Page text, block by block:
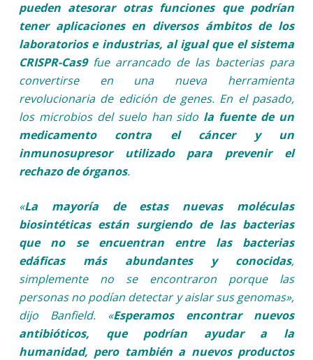
pueden atesorar otras funciones que podrían
tener aplicaciones en diversos ámbitos de los
laboratorios e industrias, al igual que el sistema
CRISPR-Cas9 fue arrancado de las bacterias para
convertirse en una nueva herramienta
revolucionaria de edición de genes. En el pasado,
los microbios del suelo han sido la fuente de un
medicamento contra el cáncer y un
inmunosupresor utilizado para prevenir el
rechazo de órganos.
«La mayoría de estas nuevas moléculas
biosintéticas están surgiendo de las bacterias
que no se encuentran entre las bacterias
edáficas más abundantes y conocidas,
simplemente no se encontraron porque las
personas no podían detectar y aislar sus genomas»,
dijo Banfield. «Esperamos encontrar nuevos
antibióticos, que podrían ayudar a la
humanidad, pero también a nuevos productos